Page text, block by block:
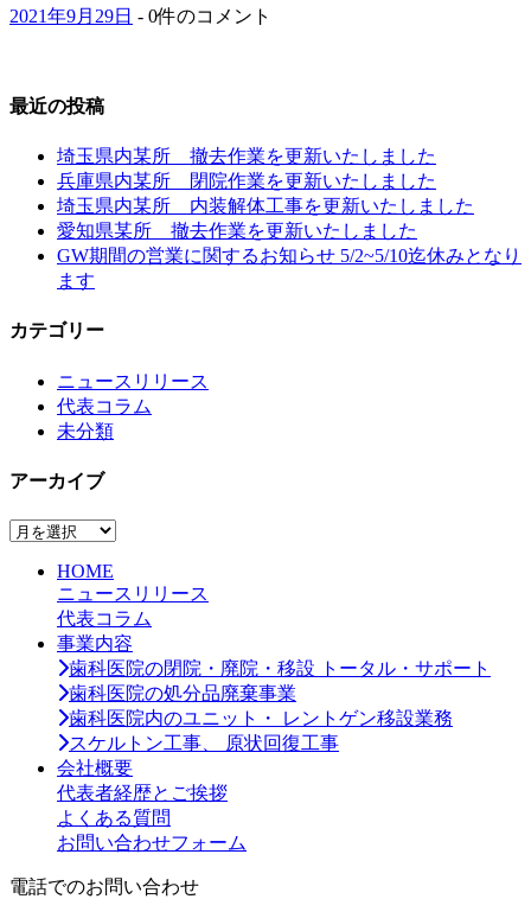
2021年9月29日 - 0件のコメント
最近の投稿
埼玉県内某所 撤去作業を更新いたしました
兵庫県内某所 閉院作業を更新いたしました
埼玉県内某所 内装解体工事を更新いたしました
愛知県某所 撤去作業を更新いたしました
GW期間の営業に関するお知らせ 5/2~5/10迄休みとなり
ます
カテゴリー
ニュースリリース
代表コラム
未分類
アーカイブ
ア
HOME
ニュースリリース
代表コラム
事業内容
歯科医院の閉院・廃院・移設 トータル・サポート
歯科医院の処分品廃棄事業
歯科医院内のユニット・ レントゲン移設業務
スケルトン工事、 原状回復工事
会社概要
代表者経歴とご挨拶
よくある質問
お問い合わせフォーム
電話でのお問い合わせ